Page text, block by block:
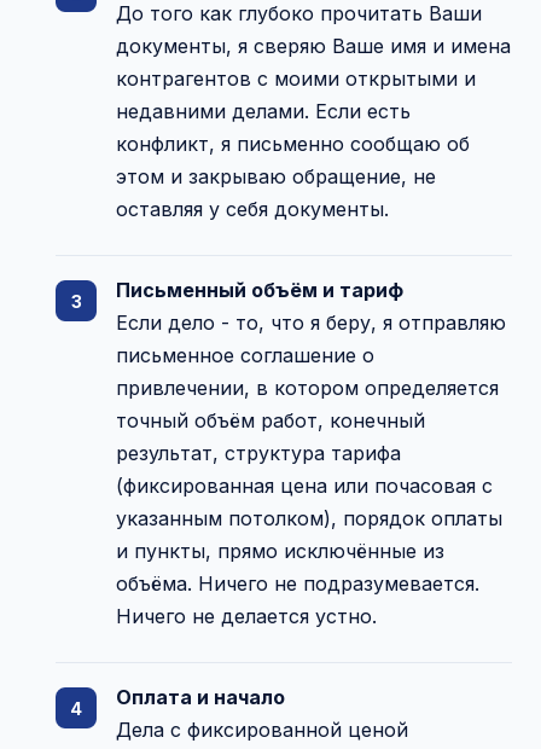
До того как глубоко прочитать Ваши
документы, я сверяю Ваше имя и имена
контрагентов с моими открытыми и
недавними делами. Если есть
конфликт, я письменно сообщаю об
этом и закрываю обращение, не
оставляя у себя документы.
Письменный объём и тариф
Если дело - то, что я беру, я отправляю
письменное соглашение о
привлечении, в котором определяется
точный объём работ, конечный
результат, структура тарифа
(фиксированная цена или почасовая с
указанным потолком), порядок оплаты
и пункты, прямо исключённые из
объёма. Ничего не подразумевается.
Ничего не делается устно.
Оплата и начало
Дела с фиксированной ценой